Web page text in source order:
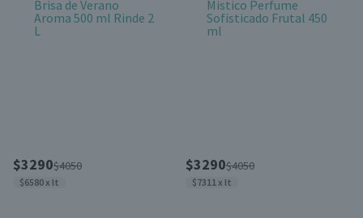
$3290$4050
$6580 x lt
$3290$4050
$7311 x lt